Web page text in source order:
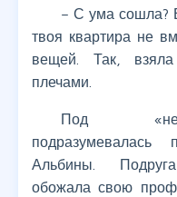
– С ума сошла?
твоя квартира не
вещей. Так,
плечами.
Под
подразумевалась
Альбины.
обожала свою